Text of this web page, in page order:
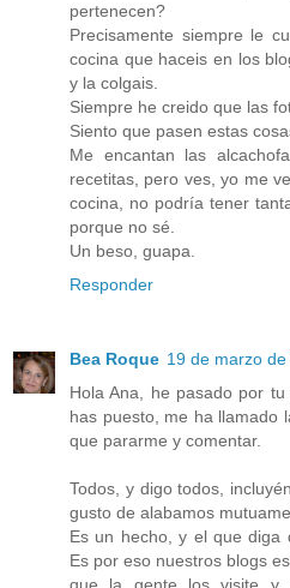
pertenecen?
Precisamente siempre le
cocina que haceis en los
y la colgais.
Siempre he creido que las
Siento que pasen estas
Me encantan las
recetitas, pero ves, yo me
cocina, no podría tener
porque no sé.
Un beso, guapa.
Responder
Bea Roque 19 de marzo
Hola Ana, he pasado por
has puesto, me ha llamado
que pararme y comentar.
Todos, y digo todos,
gusto de alabamos
Es un hecho, y el que diga
Es por eso nuestros blogs